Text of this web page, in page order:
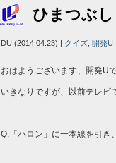
ひまつぶし
DU (2014.04.23) | クイズ 開発U
おはようございます、開発U
いきなりですが、以前テレビ
Q.「ハロン」に一本線を引き